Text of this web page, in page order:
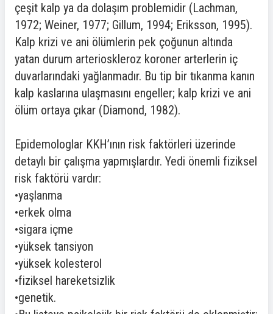
çeşit kalp ya da dolaşım problemidir (Lachman,
1972; Weiner, 1977; Gillum, 1994; Eriksson, 1995).
Kalp krizi ve ani ölümlerin pek çoğunun altında
yatan durum arterioskleroz koroner arterlerin iç
duvarlarındaki yağlanmadır. Bu tip bir tıkanma kanın
kalp kaslarına ulaşmasını engeller; kalp krizi ve ani
ölüm ortaya çıkar (Diamond, 1982).
Epidemologlar KKH’ının risk faktörleri üzerinde
detaylı bir çalışma yapmışlardır. Yedi önemli fiziksel
risk faktörü vardır:
•yaşlanma
•erkek olma
•sigara içme
•yüksek tansiyon
•yüksek kolesterol
•fiziksel hareketsizlik
•genetik.